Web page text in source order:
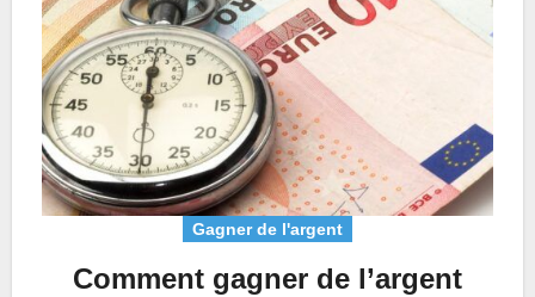
Gagner de l'argent
Comment gagner de l’argent